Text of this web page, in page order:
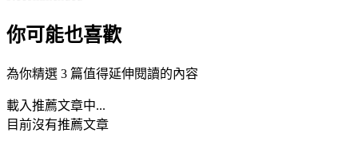
你可能也喜歡
為你精選 3 篇值得延伸閱讀的內容
載入推薦文章中...
目前沒有推薦文章